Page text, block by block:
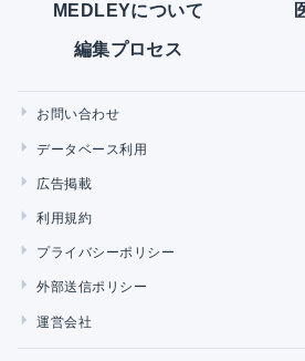
MEDLEYについて
編集プロセス
お問い合わせ
データベース利用
広告掲載
利用規約
プライバシーポリシー
外部送信ポリシー
運営会社